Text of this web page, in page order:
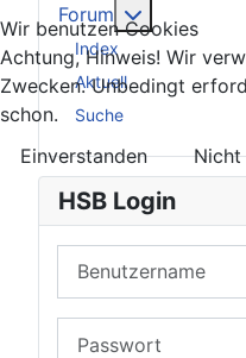
Forum
Index
Aktuell
Suche
HSB Login
Wir benutzen Cookies
Achtung, Hinweis! Wir
Zwecken. Unbedingt
schon.
Einverstanden
Nicht